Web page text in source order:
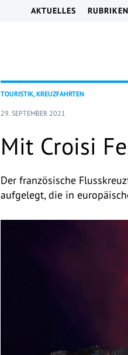
AKTUELLES RUBRIKEN
TOURISTIK, KREUZFAHRTEN
29. SEPTEMBER 2021
Mit Croisi
Der französische
aufgelegt, die in